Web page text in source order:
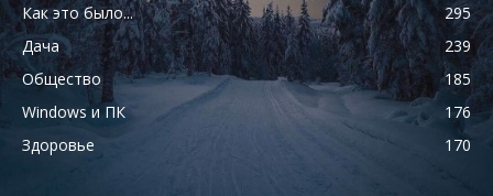
Как это было...
295
Дача
239
Общество
185
Windows и ПК
176
Здоровье
170